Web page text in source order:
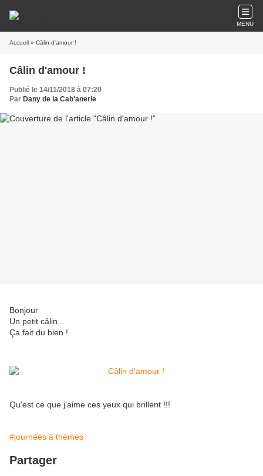
MENU
Accueil » Câlin d'amour !
Câlin d'amour !
Publié le 14/11/2018 à 07:20
Par Dany de la Cab'anerie
Bonjour
Un petit câlin...
Ça fait du bien !
Qu'est ce que j'aime ces yeux qui brillent !!!
#journées à thèmes
Partager